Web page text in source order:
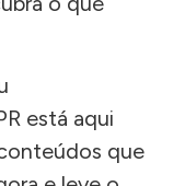
está aqui
que